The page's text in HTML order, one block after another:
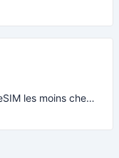
CheapereSIM — Les forfaits eSIM les moins chers pour voyager en 2026